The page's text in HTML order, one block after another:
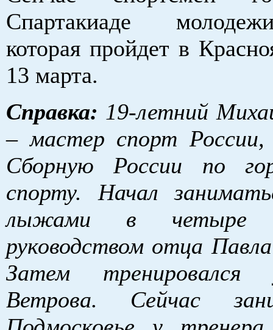
Спартакиаде
которая пройдет в
13 марта.
Справка: 19-летний
– мастер спорт
Сборную России по
спорту. Начал
лыжами в четыре
руководством отца
Затем тренировался
Ветрова. Сейчас